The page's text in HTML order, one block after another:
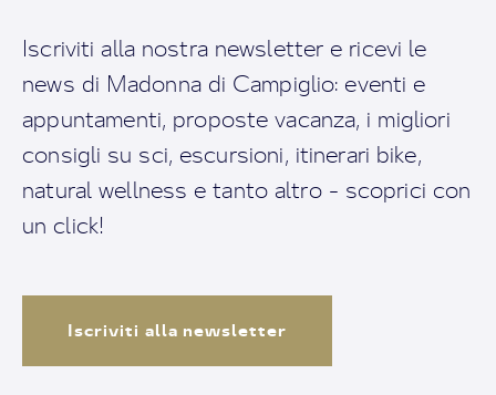
Iscriviti alla nostra newsletter e ricevi le
news di Madonna di Campiglio: eventi e
appuntamenti, proposte vacanza, i migliori
consigli su sci, escursioni, itinerari bike,
natural wellness e tanto altro - scoprici con
un click!
Iscriviti alla newsletter